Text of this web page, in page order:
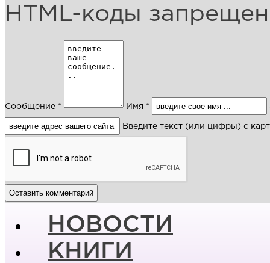
HTML-коды
Сообщение * Имя *
Введите текст (или цифры) с
НОВОСТИ
КНИГИ